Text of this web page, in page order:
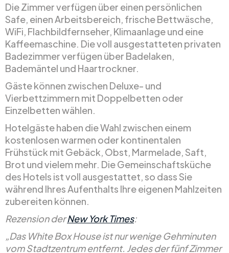
Die Zimmer verfügen über einen persönlichen
Safe, einen Arbeitsbereich, frische Bettwäsche,
WiFi, Flachbildfernseher, Klimaanlage und eine
Kaffeemaschine. Die voll ausgestatteten privaten
Badezimmer verfügen über Badelaken,
Bademäntel und Haartrockner.
Gäste können zwischen Deluxe- und
Vierbettzimmern mit Doppelbetten oder
Einzelbetten wählen.
Hotelgäste haben die Wahl zwischen einem
kostenlosen warmen oder kontinentalen
Frühstück mit Gebäck, Obst, Marmelade, Saft,
Brot und vielem mehr. Die Gemeinschaftsküche
des Hotels ist voll ausgestattet, so dass Sie
während Ihres Aufenthalts Ihre eigenen Mahlzeiten
zubereiten können.
Rezension derNew York Times:
„Das White Box House ist nur wenige Gehminuten
vom Stadtzentrum entfernt. Jedes der fünf Zimmer